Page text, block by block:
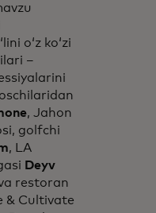
oʻz koʻzi
–
, Jahon
golfchi
, LA
Deyv
restoran
& Cultivate